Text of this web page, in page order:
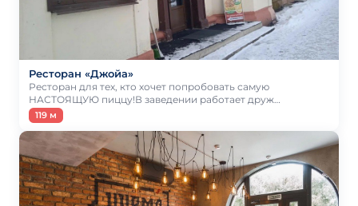
Ресторан «Джойа»
Ресторан для тех, кто хочет попробовать самую
НАСТОЯЩУЮ пиццу!В заведении работает друж…
119 м